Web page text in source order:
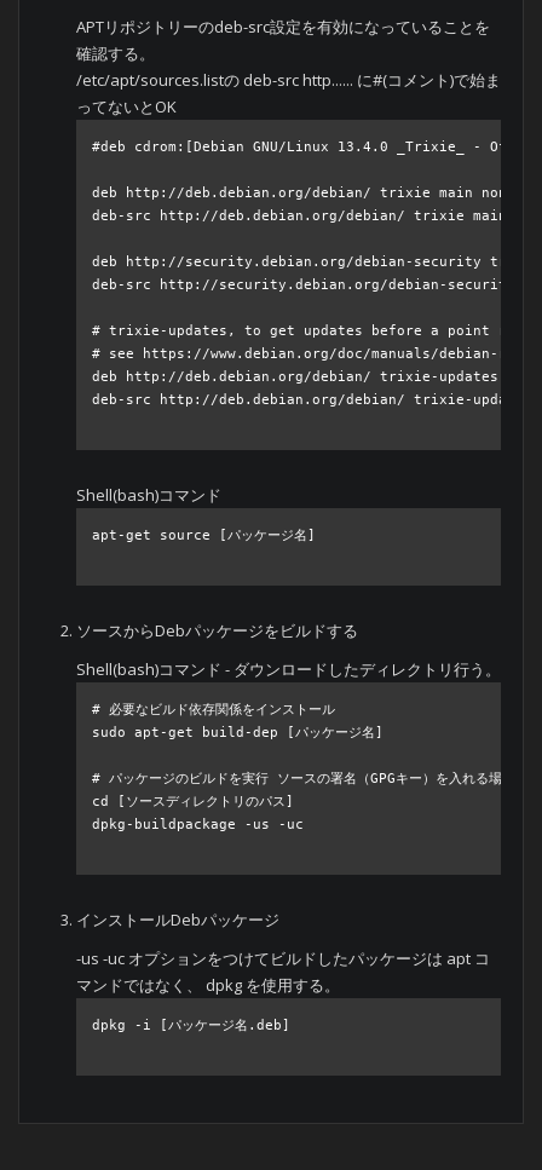
APTリポジトリーのdeb-src設定を有効になっていることを
確認する。
/etc/apt/sources.listの deb-src http...... に#(コメント)で始ま
ってないとOK
#deb cdrom:[Debian GNU/Linux 13.4.0 _Trixie_ -
deb http://deb.debian.org/debian/ trixie main non-
deb-src http://deb.debian.org/debian/ trixie main
deb http://security.debian.org/debian-security
deb-src http://security.debian.org/debian-security
# trixie-updates, to get updates before a point
# see https://www.debian.org/doc/manuals/debian-
deb http://deb.debian.org/debian/ trixie-updates
deb-src http://deb.debian.org/debian/ trixie-updates
Shell(bash)コマンド
apt-get source [パッケージ名]
ソースからDebパッケージをビルドする
Shell(bash)コマンド - ダウンロードしたディレクトリ行う。
# 必要なビルド依存関係をインストール
sudo apt-get build-dep [パッケージ名]
# パッケージのビルドを実行 ソースの署名（GPGキー）を入れる場合
cd [ソースディレクトリのパス]
dpkg-buildpackage -us -uc
インストールDebパッケージ
-us -uc オプションをつけてビルドしたパッケージは apt コ
マンドではなく、 dpkg を使用する。
dpkg -i [パッケージ名.deb]